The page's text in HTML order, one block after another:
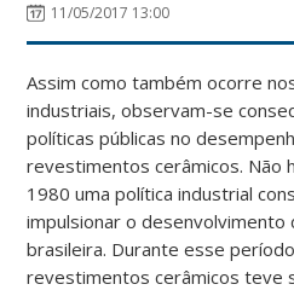
11/05/2017 13:00
Assim como também ocorre
industriais, observam-se
políticas públicas no
revestimentos cerâmicos. Não
1980 uma política industrial
impulsionar o desenvolvimento
brasileira. Durante esse
revestimentos cerâmicos teve